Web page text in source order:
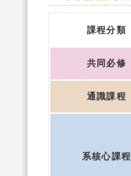
課程分類
共同必修
通識課程
系核心課程